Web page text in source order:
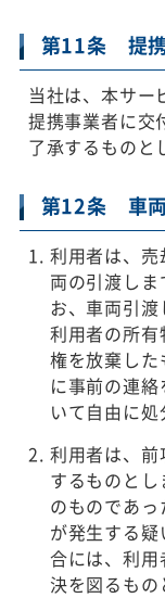
第11条 提
当社は、本サー
提携事業者に交
了承するものと
第12条 車
利用者は、
両の引渡し
お、車両引
利用者の所
権を放棄し
に事前の連
いて自由に処
利用者は、
するものと
のものであ
が発生する
合には、利
決を図るもの